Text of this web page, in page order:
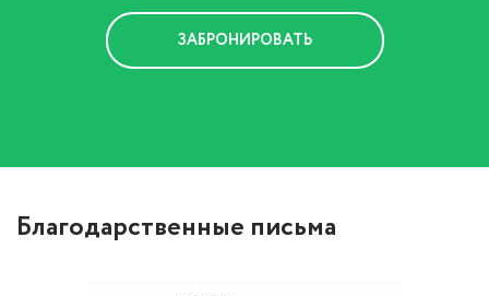
Благодарственные письма